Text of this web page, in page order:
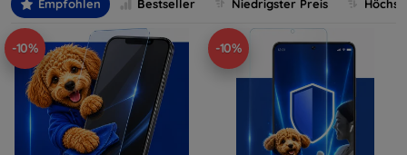
Empfohlen Bestseller Niedrigster Preis
-10% -10%